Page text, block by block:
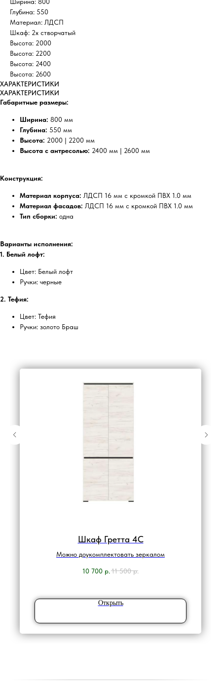
Ширина: 800
Глубина: 550
Материал: ЛДСП
Шкаф: 2х створчатый
Высота: 2000
Высота: 2200
Высота: 2400
Высота: 2600
ХАРАКТЕРИСТИКИ
ХАРАКТЕРИСТИКИ
Габаритные размеры:
Ширина: 800 мм
Глубина: 550 мм
Высота: 2000 | 2200 мм
Высота с антресолью: 2400 мм | 2600 мм
Конструкция:
Материал корпуса: ЛДСП 16 мм с кромкой ПВХ 1.0 мм
Материал фасадов: ЛДСП 16 мм с кромкой ПВХ 1.0 мм
Тип сборки: одна
Варианты исполнения:
1. Белый лофт:
Цвет: Белый лофт
Ручки: черные
2. Тефия:
Цвет: Тефия
Ручки: золото Браш
Шкаф Гретта 4С
Можно доукомплектовать зеркалом
10 700 р.11 500 р.
Открыть